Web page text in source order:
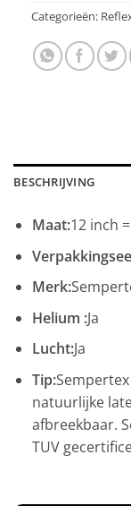
Categorieën:
BESCHRIJVING
Maat:12 inch
Merk:
Helium :Ja
Lucht:Ja
Tip:
natuurlijke
afbreekbaar.
TUV